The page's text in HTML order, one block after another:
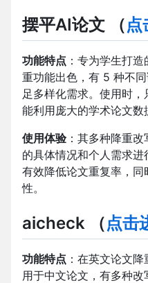
摆平AI论文 （点
功能特点 ：专为学生打
重功能出色，有 5 种不
足多样化需求。使用时
能利用庞大的学术论文数
使用体验：其多种降重改
的具体情况和个人需求
有效降低论文重复率，
性。
aicheck （点击
功能特点 ：在英文论文
用于中文论文，有多种